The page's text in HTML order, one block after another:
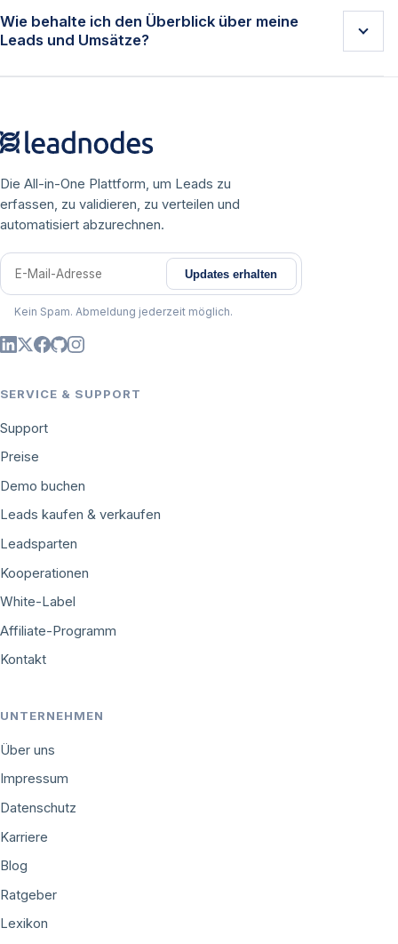
Guthaben oder SEPA-Export abgerechnet werden.
Die Plattform unterstützt verschiedene
Wie behalte ich den Überblick über meine
Leads und Umsätze?
Abnehmern. Mit detaillierten Berichten und
Dashboards treffen Sie datenbasierte
Entscheidungen.
Die All-in-One Plattform, um Leads zu
erfassen, zu validieren, zu verteilen und
automatisiert abzurechnen.
E-Mail-Adresse
Updates erhalten
Kein Spam. Abmeldung jederzeit möglich.
SERVICE & SUPPORT
Support
Preise
Demo buchen
Leads kaufen & verkaufen
Leadsparten
Kooperationen
White-Label
Affiliate-Programm
Kontakt
UNTERNEHMEN
Über uns
Impressum
Datenschutz
Karriere
Blog
Ratgeber
Lexikon